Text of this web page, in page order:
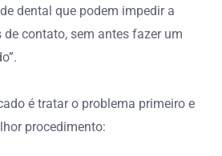
dental que podem impedir a
contato, sem antes fazer um
é tratar o problema primeiro e
procedimento: